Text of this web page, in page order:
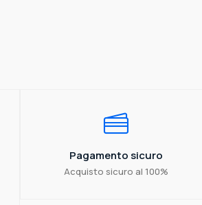
Pagamento sicuro
Acquisto sicuro al 100%